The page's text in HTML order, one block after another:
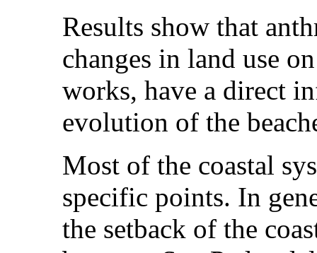
Results show that
changes in land use
works, have a direct
evolution of the
Most of the coastal
specific points. In
the setback of the